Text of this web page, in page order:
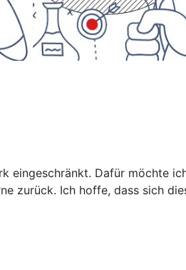
eingeschränkt. Dafür möchte
zurück. Ich hoffe, dass sich